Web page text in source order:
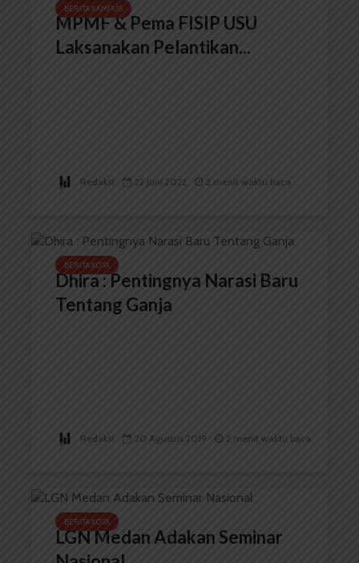
BERITA KAMPUS
MPMF & Pema FISIP USU
Laksanakan Pelantikan...
Redaksi 22 Juni 2022 2 menit waktu baca
BERITA KOTA
Dhira : Pentingnya Narasi Baru
Tentang Ganja
Redaksi 20 Agustus 2019 2 menit waktu baca
BERITA KOTA
LGN Medan Adakan Seminar